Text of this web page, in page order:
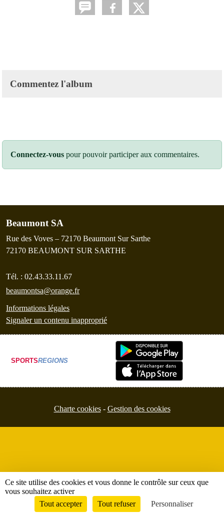
Commentez l'album
Connectez-vous pour pouvoir participer aux commentaires.
Beaumont SA
Rue des Voves – 72170 Beaumont Sur Sarthe
72170 BEAUMONT SUR SARTHE
Tél. : 02.43.33.11.67
beaumontsa@orange.fr
Informations légales
Signaler un contenu inapproprié
SPORTSREGIONS
Charte cookies Gestion des cookies
Envie de participer ? Connexion
Ce site utilise des cookies et vous donne le contrôle sur ceux que
vous souhaitez activer
Tout accepter
Tout refuser Personnaliser